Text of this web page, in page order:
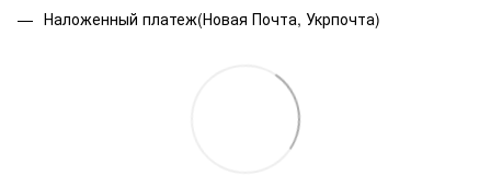
Наложенный платеж(Новая Почта, Укрпочта)